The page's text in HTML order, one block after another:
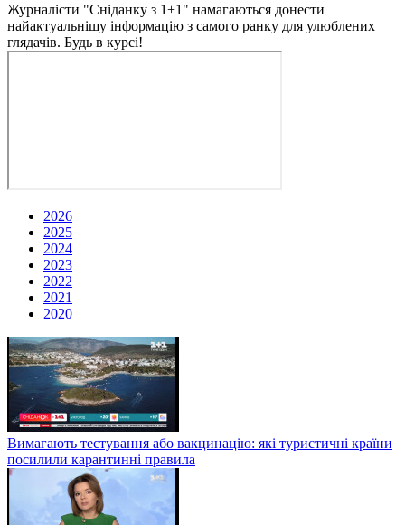
Журналісти "Сніданку з 1+1" намагаються донести
найактуальнішу інформацію з самого ранку для улюблених
глядачів. Будь в курсі!
2026
2025
2024
2023
2022
2021
2020
Вимагають тестування або вакцинацію: які туристичні країни
посилили карантинні правила